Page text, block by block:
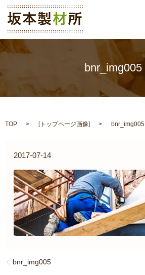
bnr_img005
TOP [トップページ画像] bnr_img005
2017-07-14
bnr_img005